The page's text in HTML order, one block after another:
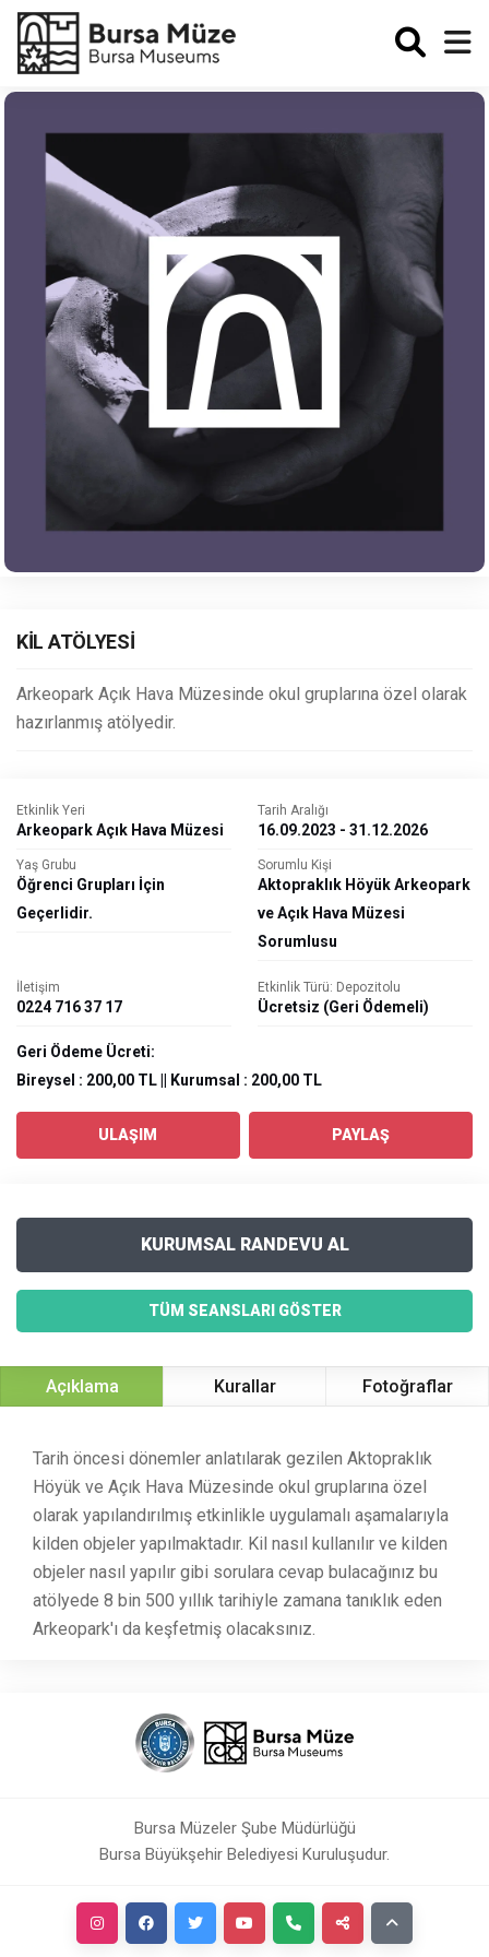
Enabled
KİL ATÖLYESİ
Arkeopark Açık Hava Müzesinde okul gruplarına özel olarak
hazırlanmış atölyedir.
Etkinlik Yeri
Arkeopark Açık Hava Müzesi
Tarih Aralığı
16.09.2023 - 31.12.2026
Yaş Grubu
Öğrenci Grupları İçin
Geçerlidir.
Sorumlu Kişi
Aktopraklık Höyük Arkeopark
ve Açık Hava Müzesi
Sorumlusu
İletişim
0224 716 37 17
Etkinlik Türü: Depozitolu
Ücretsiz (Geri Ödemeli)
Geri Ödeme Ücreti:
Bireysel : 200,00 TL || Kurumsal : 200,00 TL
ULAŞIM PAYLAŞ
KURUMSAL RANDEVU AL
TÜM SEANSLARI GÖSTER
Açıklama Kurallar Fotoğraflar
Tarih öncesi dönemler anlatılarak gezilen Aktopraklık
Höyük ve Açık Hava Müzesinde okul gruplarına özel
olarak yapılandırılmış etkinlikle uygulamalı aşamalarıyla
kilden objeler yapılmaktadır. Kil nasıl kullanılır ve kilden
objeler nasıl yapılır gibi sorulara cevap bulacağınız bu
atölyede 8 bin 500 yıllık tarihiyle zamana tanıklık eden
Arkeopark'ı da keşfetmiş olacaksınız.
Bursa Müzeler Şube Müdürlüğü
Bursa Büyükşehir Belediyesi Kuruluşudur.